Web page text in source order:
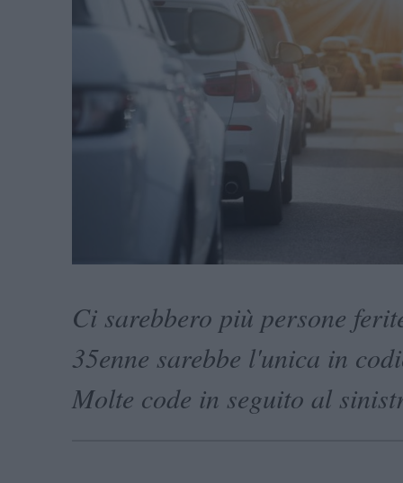
Ci sarebbero più persone
35enne sarebbe l'unica in
Molte code in seguito al